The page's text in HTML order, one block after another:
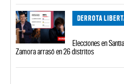
DERROTA
Elecciones en
Zamora arrasó en 26 distritos